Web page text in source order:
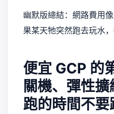
幽默版總結：網路費用
果某天牠突然跑去玩水，
便宜 GCP 的
關機、彈性
跑的時間不要